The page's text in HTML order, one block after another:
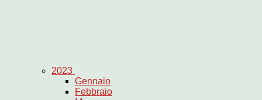
2023
Gennaio
Febbraio